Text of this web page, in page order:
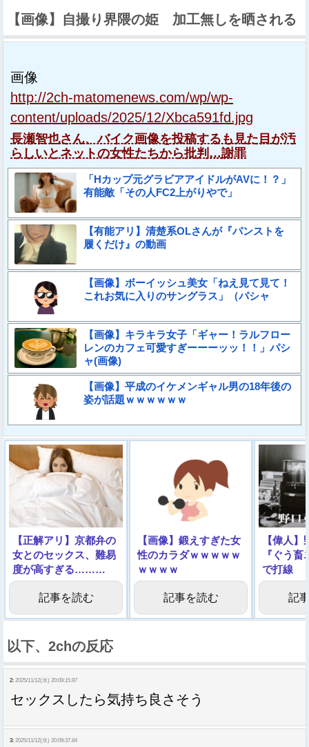
【画像】自撮り界隈の姫 加工無しを晒される
画像
http://2ch-matomenews.com/wp/wp-
content/uploads/2025/12/Xbca591fd.jpg
長瀬智也さん、バイク画像を投稿するも見た目が汚
らしいとネットの女性たちから批判…謝罪
「Hカップ元グラビアアイドルがAVに！？」
有能敵「その人FC2上がりやで」
【有能アリ】清楚系OLさんが『パンストを
履くだけ』の動画
【画像】ボーイッシュ美女「ねえ見て見て！
これお気に入りのサングラス」（パシャ
【画像】キラキラ女子「ギャー！ラルフロー
レンのカフェ可愛すぎーーーッッ！！」パシ
ャ(画像)
【画像】平成のイケメンギャル男の18年後の
姿が話題ｗｗｗｗｗｗ
【正解アリ】京都弁の
女とのセックス、難易
度が高すぎる………
記事を読む
【画像】鍛えすぎた女
性のカラダｗｗｗｗｗ
ｗｗｗｗ
記事を読む
【偉人
『ぐう
で打線
記
以下、2chの反応
2: 2025/11/12(水) 20:09:15.97
セックスしたら気持ち良さそう
3: 2025/11/12(水) 20:09:37.84